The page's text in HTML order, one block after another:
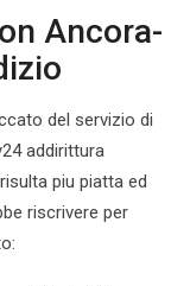
Ancora-
del servizio di
addirittura
piu piatta ed
riscrivere per